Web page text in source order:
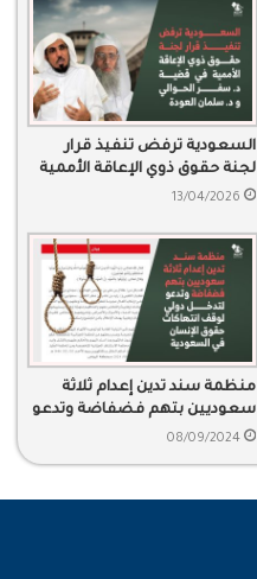
السعودية ترفض تنفيذ قرار
لجنة حقوق ذوي الإعاقة الأممية
في قضية د. سفر الحوالي و د.
13/04/2026
منظمة سند تدين إعدام ثلاثة
سعوديين بتهم فضفاضة وتدعو
لتدخل دولي لوقف انتهاكات حقوق
08/09/2024